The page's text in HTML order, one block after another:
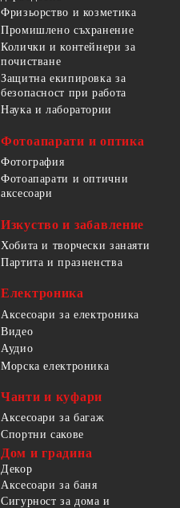
Фризьорство и козметика
Промишлено съхранение
Колички и контейнери за
почистване
Защитна екипировка за
безопасност при работа
Наука и лаборатории
Фотоапарати и оптика
Фотография
Фотоапарати и оптични
аксесоари
Изкуство и забавление
Хобита и творчески занаяти
Партита и празненства
Електроника
Аксесоари за електроника
Видео
Аудио
Морска електроника
Чанти и куфари
Аксесоари за багаж
Спортни сакове
Дом и градина
Декор
Аксесоари за баня
Сигурност за дома и